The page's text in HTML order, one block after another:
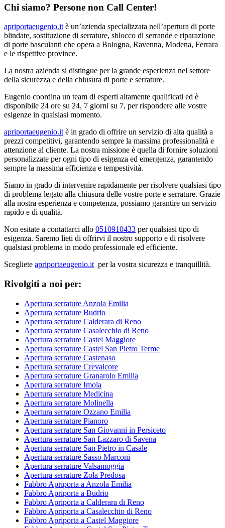
Chi siamo? Persone non Call Center!
apriportaeugenio.itè un’azienda specializzata nell’apertura di porte
blindate, sostituzione di serrature, sblocco di serrande e riparazione
di porte basculanti che opera a Bologna, Ravenna, Modena, Ferrara
e le rispettive province.
La nostra azienda si distingue per la grande esperienza nel settore
della sicurezza e della chiusura di porte e serrature.
Eugenio coordina un team di esperti altamente qualificati ed è
disponibile 24 ore su 24, 7 giorni su 7, per rispondere alle vostre
esigenze in qualsiasi momento.
apriportaeugenio.itè in grado di offrire un servizio di alta qualità a
prezzi competitivi, garantendo sempre la massima professionalità e
attenzione al cliente. La nostra missione è quella di fornire soluzioni
personalizzate per ogni tipo di esigenza ed emergenza, garantendo
sempre la massima efficienza e tempestività.
Siamo in grado di intervenire rapidamente per risolvere qualsiasi tipo
di problema legato alla chiusura delle vostre porte e serrature. Grazie
alla nostra esperienza e competenza, possiamo garantire un servizio
rapido e di qualità.
Non esitate a contattarci allo 0510910433 per qualsiasi tipo di
esigenza. Saremo lieti di offrirvi il nostro supporto e di risolvere
qualsiasi problema in modo professionale ed efficiente.
Scegliete apriportaeugenio.itper la vostra sicurezza e tranquillità.
Rivolgiti a noi per:
Apertura serrature Anzola Emilia
Apertura serrature Budrio
Apertura serrature Calderara di Reno
Apertura serrature Casalecchio di Reno
Apertura serrature Castel Maggiore
Apertura serrature Castel San Pietro Terme
Apertura serrature Castenaso
Apertura serrature Crevalcore
Apertura serrature Granarolo Emilia
Apertura serrature Imola
Apertura serrature Medicina
Apertura serrature Molinella
Apertura serrature Ozzano Emilia
Apertura serrature Pianoro
Apertura serrature San Giovanni in Persiceto
Apertura serrature San Lazzaro di Savena
Apertura serrature San Pietro in Casale
Apertura serrature Sasso Marconi
Apertura serrature Valsamoggia
Apertura serrature Zola Predosa
Fabbro Apriporta a Anzola Emilia
Fabbro Apriporta a Budrio
Fabbro Apriporta a Calderara di Reno
Fabbro Apriporta a Casalecchio di Reno
Fabbro Apriporta a Castel Maggiore